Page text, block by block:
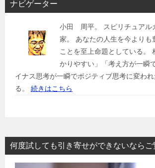
ナビゲーター
小田 周平。 スピリチュアル
家。 あなたの人生を今よりも
ことを至上命題としている。
かりやすい」「考え方が一瞬
イナス思考が一瞬でポジティブ思考に変わ
る。 続きはこちら
何度試しても引き寄せができないならご